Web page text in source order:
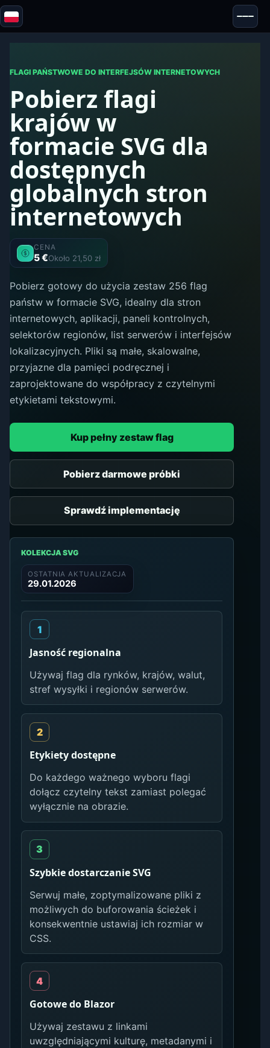
Blazor
Narzędzia
Testy i recenzje
FLAGI PAŃSTWOWE DO INTERFEJSÓW INTERNETOWYCH
Pobierz flagi
krajów w
formacie SVG dla
dostępnych
globalnych stron
internetowych
CENA
5 €Około 21,50 zł
Pobierz gotowy do użycia zestaw 256 flag
państw w formacie SVG, idealny dla stron
internetowych, aplikacji, paneli kontrolnych,
selektorów regionów, list serwerów i interfejsów
lokalizacyjnych. Pliki są małe, skalowalne,
przyjazne dla pamięci podręcznej i
zaprojektowane do współpracy z czytelnymi
etykietami tekstowymi.
Kup pełny zestaw flag
Pobierz darmowe próbki
Sprawdź implementację
KOLEKCJA SVG
OSTATNIA AKTUALIZACJA
29.01.2026
Jasność regionalna
Używaj flag dla rynków, krajów, walut,
stref wysyłki i regionów serwerów.
Etykiety dostępne
Do każdego ważnego wyboru flagi
dołącz czytelny tekst zamiast polegać
wyłącznie na obrazie.
Szybkie dostarczanie SVG
Serwuj małe, zoptymalizowane pliki z
możliwych do buforowania ścieżek i
konsekwentnie ustawiaj ich rozmiar w
CSS.
Gotowe do Blazor
Używaj zestawu z linkami
uwzględniającymi kulturę, metadanymi i